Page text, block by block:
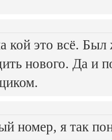
кой это всё.
нового. Да и
номер, я так